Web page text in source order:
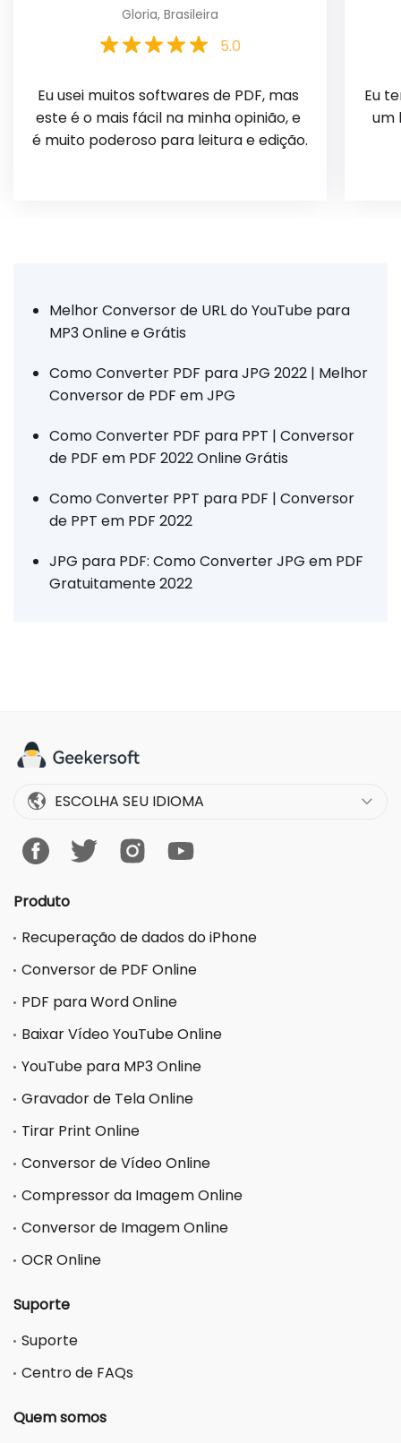
Gloria, Brasileira
5.0
Eu usei muitos softwares de PDF, mas
este é o mais fácil na minha opinião, e
é muito poderoso para leitura e edição.
Eu
um
Melhor Conversor de URL do YouTube para
MP3 Online e Grátis
Como Converter PDF para JPG 2022 | Melhor
Conversor de PDF em JPG
Como Converter PDF para PPT | Conversor
de PDF em PDF 2022 Online Grátis
Como Converter PPT para PDF | Conversor
de PPT em PDF 2022
JPG para PDF: Como Converter JPG em PDF
Gratuitamente 2022
ESCOLHA SEU IDIOMA
Produto
Recuperação de dados do iPhone
Conversor de PDF Online
PDF para Word Online
Baixar Vídeo YouTube Online
YouTube para MP3 Online
Gravador de Tela Online
Tirar Print Online
Conversor de Vídeo Online
Compressor da Imagem Online
Conversor de Imagem Online
OCR Online
Suporte
Suporte
Centro de FAQs
Quem somos